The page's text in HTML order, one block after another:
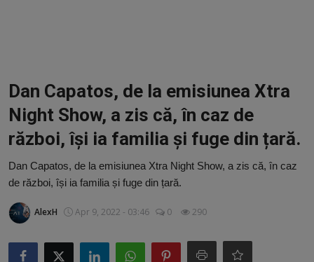
Guest Post
Guest Post
ChatGPT: Cel mai avansat chatbot AI
Aliexpress
Amintiri din Viitor
Dan Capatos, de la emisiunea Xtra
Night Show, a zis că, în caz de
război, își ia familia și fuge din țară.
Dan Capatos, de la emisiunea Xtra Night Show, a zis că, în caz
de război, își ia familia și fuge din țară.
AlexH Apr 9, 2022 - 03:46 0 290